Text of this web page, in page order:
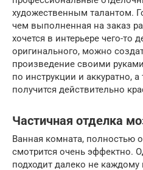
художественным талантом.
чем выполненная на заказ
хочется в интерьере чего-то
оригинального, можно
произведение своими
по инструкции и аккуратно,
получится действительно
Частичная отделка
Ванная комната, полностью
смотрится очень эффектно.
подходит далеко не